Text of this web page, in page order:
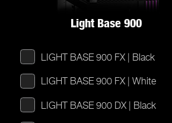
Light Base 900
LIGHT BASE 900 FX | Black
LIGHT BASE 900 FX | White
LIGHT BASE 900 DX | Black